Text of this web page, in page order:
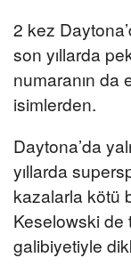
2 kez
son yıllarda
numaranın da
isimlerden.
Daytona’da
yıllarda
kazalarla kötü
Keselowski
galibiyetiyle